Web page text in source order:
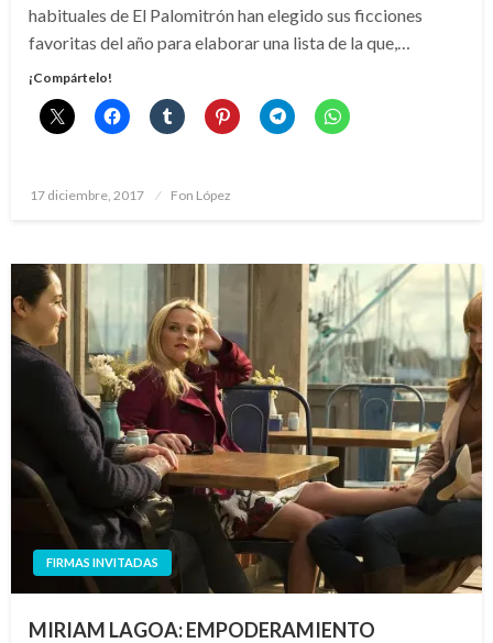
habituales de El Palomitrón han elegido sus ficciones
favoritas del año para elaborar una lista de la que,…
¡Compártelo!
Publicado
17 diciembre, 2017 Fon López
FIRMAS INVITADAS
MIRIAM LAGOA: EMPODERAMIENTO